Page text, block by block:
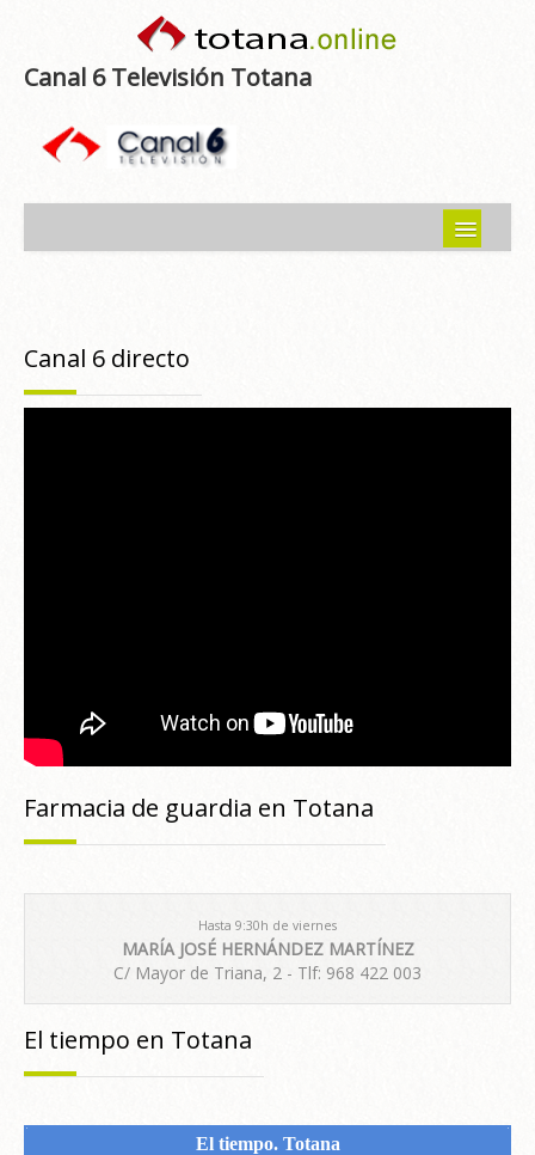
Canal 6 Televisión Totana
Programas emitidos
Canal 6 directo
Farmacia de guardia en Totana
Hasta 9:30h de viernes
MARÍA JOSÉ HERNÁNDEZ MARTÍNEZ
C/ Mayor de Triana, 2 - Tlf: 968 422 003
El tiempo en Totana